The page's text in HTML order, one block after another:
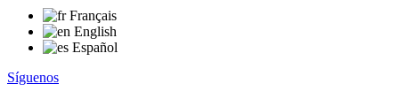
Français
English
Español
Síguenos